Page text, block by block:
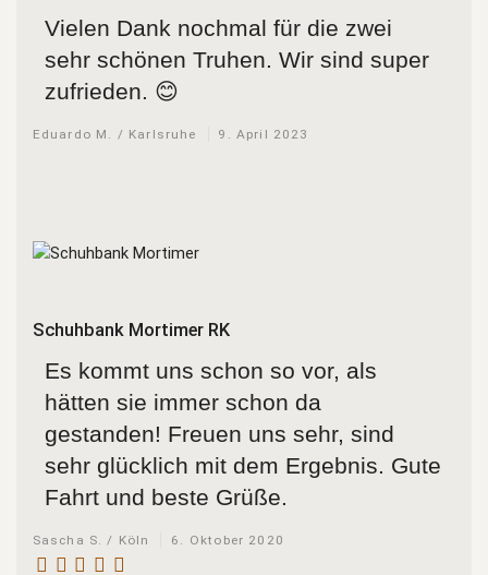
Vielen Dank nochmal für die zwei
sehr schönen Truhen. Wir sind super
zufrieden. 😊
Eduardo M. / Karlsruhe 9. April 2023
Schuhbank Mortimer RK
Es kommt uns schon so vor, als
hätten sie immer schon da
gestanden! Freuen uns sehr, sind
sehr glücklich mit dem Ergebnis. Gute
Fahrt und beste Grüße.
Sascha S. / Köln 6. Oktober 2020